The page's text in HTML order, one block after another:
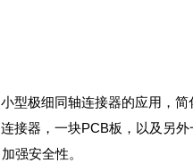
型极细同轴连接器的应用，
接器，一块PCB板，以及另外
强安全性。